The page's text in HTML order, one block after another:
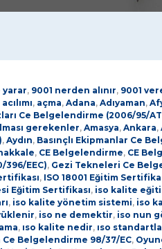
yarar, 9001 nerden alınır, 9001
acılımı, açma, Adana, Adıyaman,
Ce Belgelendirme (2006/95/
gerekenler, Amasya, Ankara,
, Aydın, Basınçlı Ekipmanlar Ce
, CE Belgelendirme, CE
396/EEC), Gezi Tekneleri Ce
, ISO 18001 Eğitim
Eğitim Sertifikası, iso kalite
, iso kalite yönetim sistemi, iso
, iso ne demektir, iso nun
, ıso kalite nedir, ıso
Ce Belgelendirme 98/37/EC,